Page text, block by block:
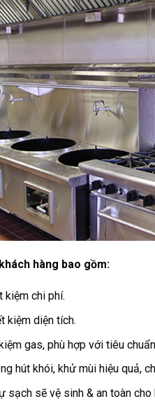
hàng bao gồm:
kiệm chi phí.
kiệm diện tích.
gas, phù hợp với tiêu
hút khói, khử mùi hiệu quả,
sẽ vệ sinh & an toàn cho